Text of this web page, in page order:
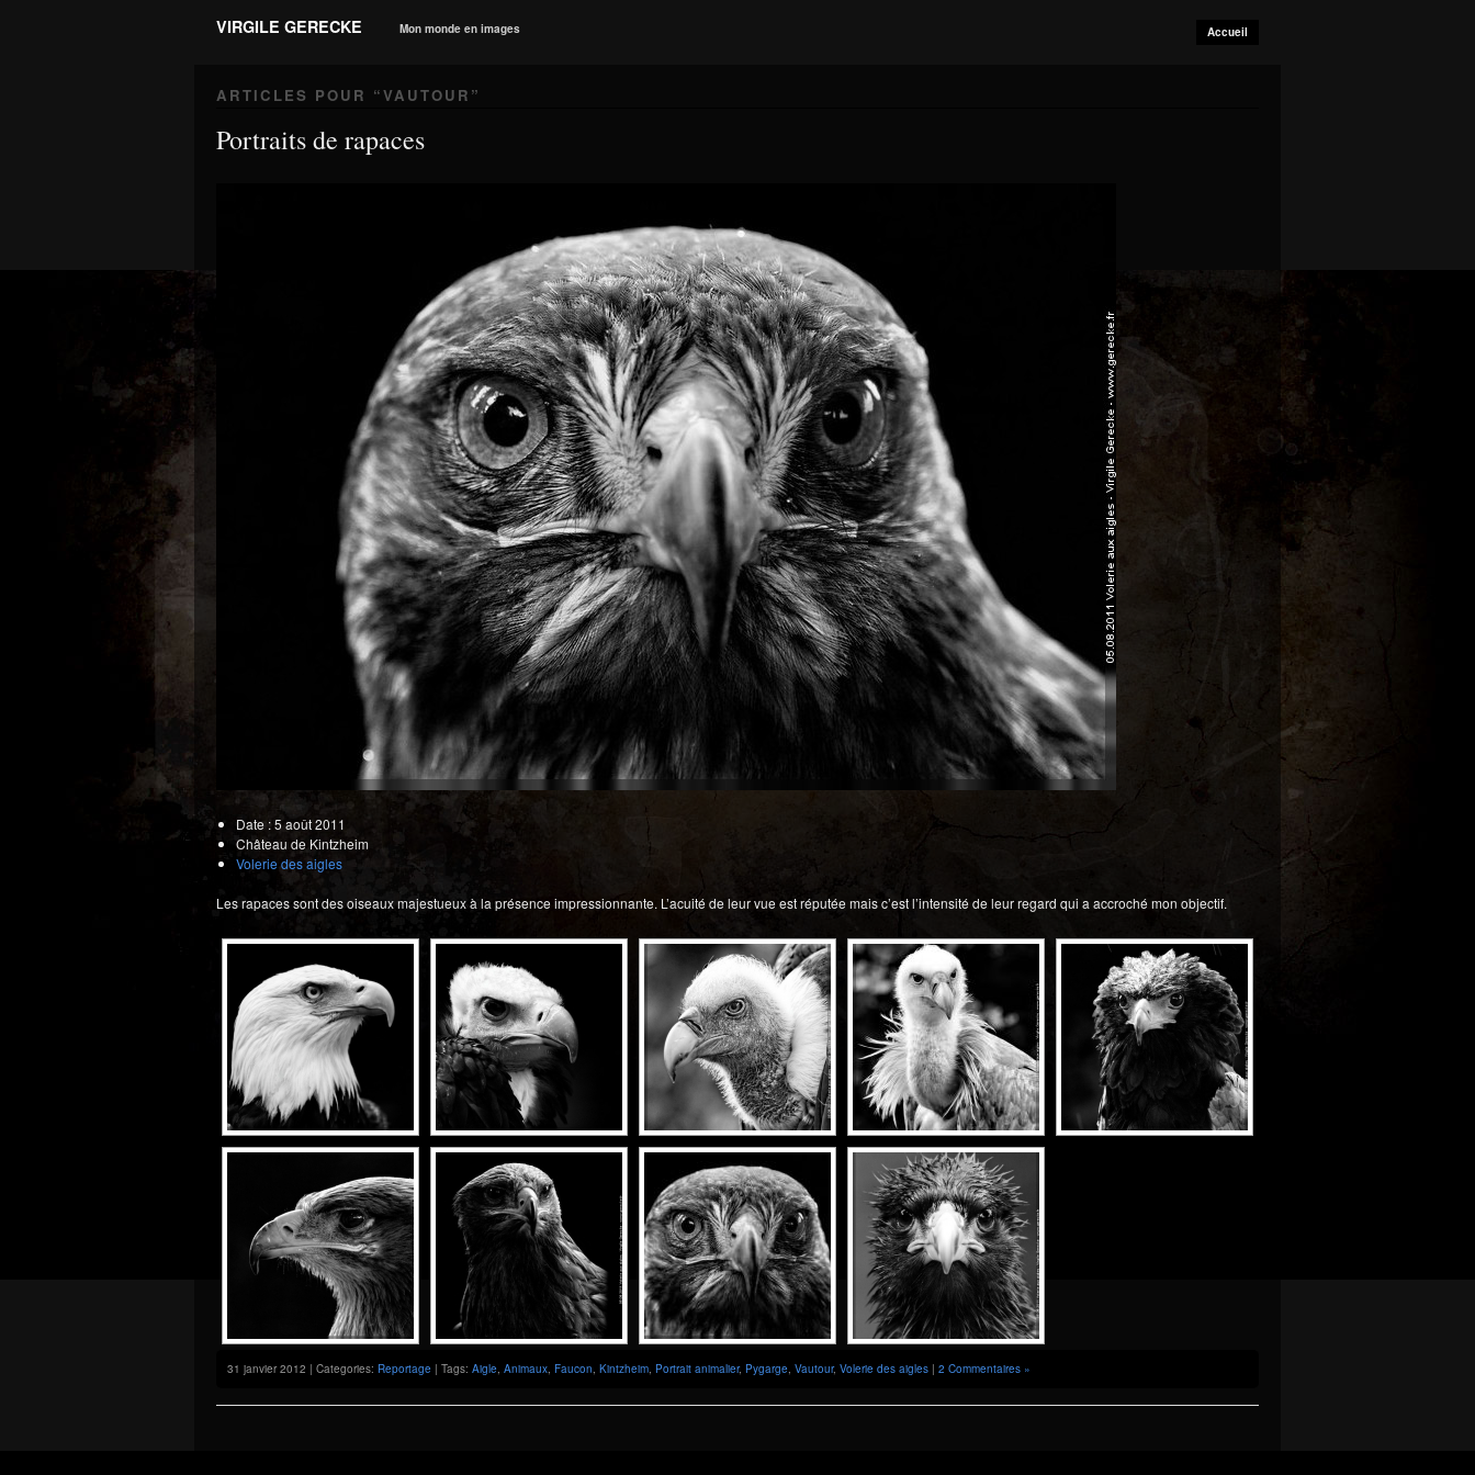
VIRGILE GERECKE Mon monde en images Accueil
ARTICLES POUR “VAUTOUR ”
Portraits de rapaces
Date : 5 août 2011
Château de Kintzheim
Volerie des aigles
Les rapaces sont des oiseaux majestueux à la présence impressionnante. L’acuité de leur vue est réputée mais c’est l’intensité de leur regard qui a accroché mon objectif.
31 janvier 2012 | Categories: Reportage | Tags: Aigle, Animaux, Faucon, Kintzheim, Portrait animalier, Pygarge, Vautour, Volerie des aigles | 2 Commentaires »